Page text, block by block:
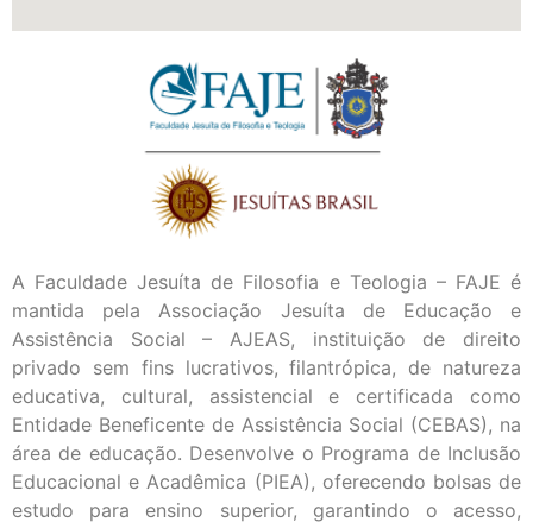
A Faculdade Jesuíta de Filosofia e Teologia – FAJE é
mantida pela Associação Jesuíta de Educação e
Assistência Social – AJEAS, instituição de direito
privado sem fins lucrativos, filantrópica, de natureza
educativa, cultural, assistencial e certificada como
Entidade Beneficente de Assistência Social (CEBAS), na
área de educação. Desenvolve o Programa de Inclusão
Educacional e Acadêmica (PIEA), oferecendo bolsas de
estudo para ensino superior, garantindo o acesso,